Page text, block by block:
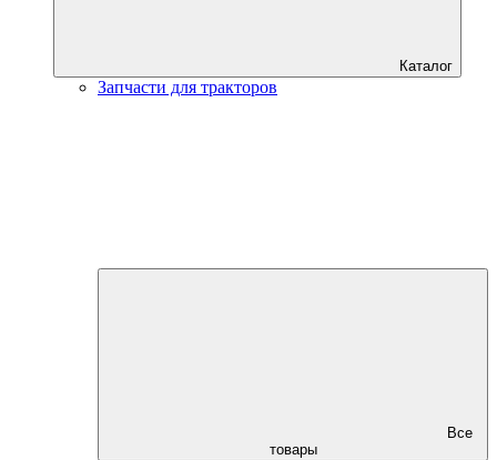
Каталог
Запчасти для тракторов
Все
товары